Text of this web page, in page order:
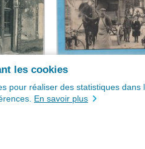
les cookies
pour réaliser des statistiques
En savoir plus